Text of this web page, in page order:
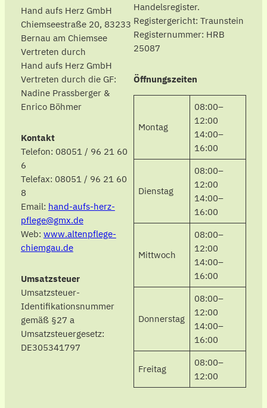
Hand aufs Herz GmbH
Chiemseestraße 20, 83233
Bernau am Chiemsee
Vertreten durch
Hand aufs Herz GmbH
Vertreten durch die GF:
Nadine Prassberger &
Enrico Böhmer
Kontakt
Telefon: 08051 / 96 21 60
6
Telefax: 08051 / 96 21 60
8
Email: hand-aufs-herz-
pflege@gmx.de
Web: www.altenpflege-
chiemgau.de
Umsatzsteuer
Umsatzsteuer-
Identifikationsnummer
gemäß §27 a
Umsatzsteuergesetz:
DE305341797
Handelsregister.
Registergericht: Traunstein
Registernummer: HRB
25087
Öffnungszeiten
Montag
08:00–
12:00
14:00–
16:00
Dienstag
08:00–
12:00
14:00–
16:00
Mittwoch
08:00–
12:00
14:00–
16:00
Donnerstag
08:00–
12:00
14:00–
16:00
Freitag
08:00–
12:00